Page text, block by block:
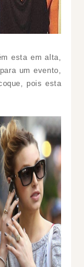
esta em alta,
um evento,
pois esta